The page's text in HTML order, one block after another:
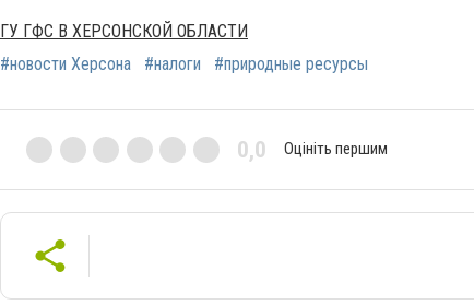
ГУ ГФС В ХЕРСОНСКОЙ ОБЛАСТИ
#новости Херсона
#налоги #природные ресурсы
0,0 Оцініть першим